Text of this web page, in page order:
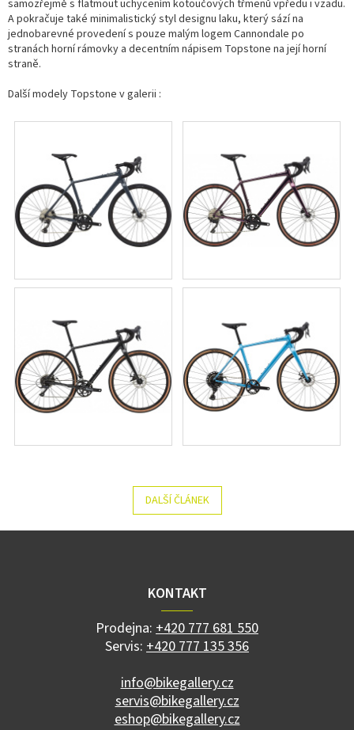
samozřejmě s flatmout uchycením kotoučových třmenů vpředu i vzadu.
A pokračuje také minimalistický styl designu laku, který sází na
jednobarevné provedení s pouze malým logem Cannondale po
stranách horní rámovky a decentním nápisem Topstone na její horní
straně.
Další modely Topstone v galerii :
DALŠÍ ČLÁNEK
Z
KONTAKT
Prodejna: +420 777 681 550
Servis: +420 777 135 356
info@bikegallery.cz
servis@bikegallery.cz
eshop@bikegallery.cz